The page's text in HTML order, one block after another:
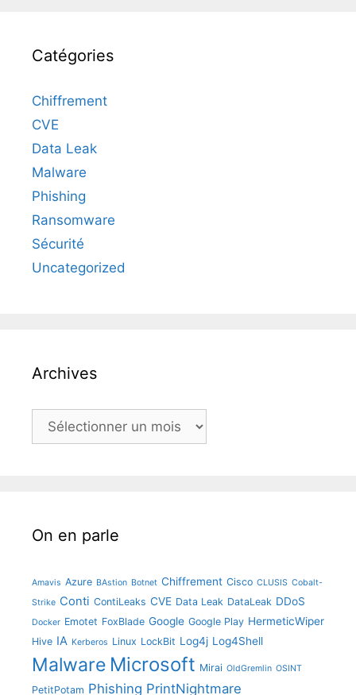
Catégories
Chiffrement
CVE
Data Leak
Malware
Phishing
Ransomware
Sécurité
Uncategorized
Archives
Archives
On en parle
Amavis Azure BAstion Botnet Chiffrement Cisco CLUSIS Cobalt-
Strike Conti ContiLeaks CVE Data Leak DataLeak DDoS
Docker Emotet FoxBlade Google Google Play HermeticWiper
Hive IA Kerberos Linux LockBit Log4j Log4Shell
Malware Microsoft Mirai OldGremlin OSINT
PetitPotam Phishing PrintNightmare